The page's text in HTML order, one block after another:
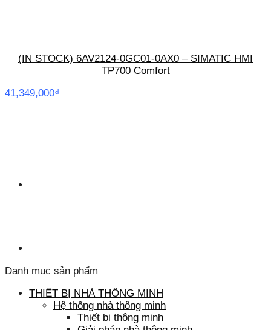
(IN STOCK) 6AV2124-0GC01-0AX0 – SIMATIC HMI
TP700 Comfort
41,349,000₫
Danh mục sản phẩm
THIẾT BỊ NHÀ THÔNG MINH
Hệ thống nhà thông minh
Thiết bị thông minh